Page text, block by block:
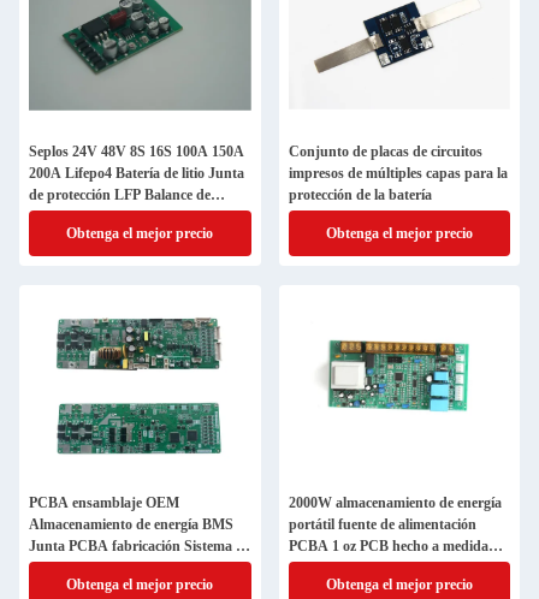
Seplos 24V 48V 8S 16S 100A 150A
200A Lifepo4 Batería de litio Junta
de protección LFP Balance de
células Circuitos integrados BMS
Obtenga el mejor precio
Conjunto de placas de circuitos
impresos de múltiples capas para la
protección de la batería
Obtenga el mejor precio
PCBA ensamblaje OEM
Almacenamiento de energía BMS
Junta PCBA fabricación Sistema de
gestión de balance de suministro de
energía inteligente
Obtenga el mejor precio
2000W almacenamiento de energía
portátil fuente de alimentación
PCBA 1 oz PCB hecho a medida
servicio de parada única
Obtenga el mejor precio